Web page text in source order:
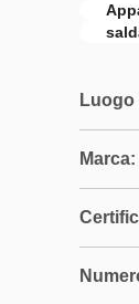
Luogo
Marca: